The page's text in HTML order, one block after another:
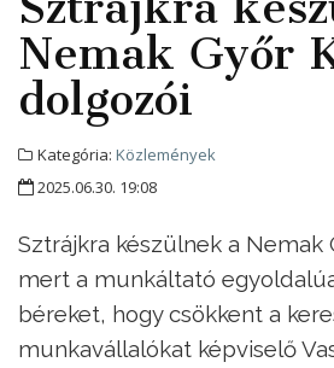
Nemak Győr
dolgozói
Kategória: Közlemények
2025.06.30. 19:08
Sztrájkra készülnek a Nemak
mert a munkáltató
béreket, hogy csökkent a
munkavállalókat képviselő